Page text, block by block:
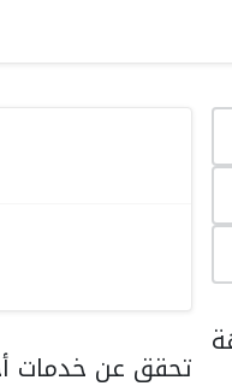
تحقق عن خدمات